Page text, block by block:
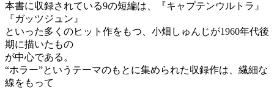
本書に収録されている9の短編は、『キャプテンウルトラ』
『ガッツジュン』
といった多くのヒット作をもつ、小畑しゅんじが1960年代後
期に描いたもの
が中心である。
“ホラー”というテーマのもとに集められた収録作は、繊細な
線をもって